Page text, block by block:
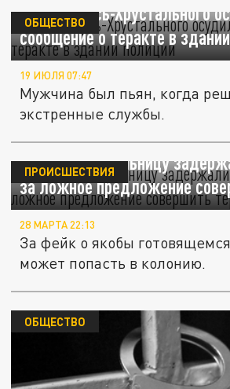
Жителя Гусь-Хрустального
сообщение о теракте в
ОБЩЕСТВО
19 ИЮЛЯ 07:47
Мужчина был пьян, когда
экстренные службы.
В Хакасии школьницу
за ложное предложение
ПРОИСШЕСТВИЯ
28 МАРТА 22:13
За фейк о якобы
может попасть в колонию.
ОБЩЕСТВО